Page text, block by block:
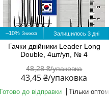
–10% Залишилось 3 дні
Гачки двійники Leader Long
Double, 4шт/уп, № 4
48,28 ₴/упаковка
43,45 ₴/упаковка
Готово до відправки Тільки оптом